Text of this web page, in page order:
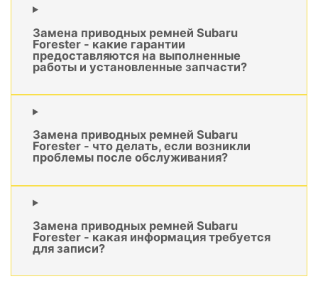
Замена приводных ремней Subaru
Forester - какие гарантии
предоставляются на выполненные
работы и установленные запчасти?
Замена приводных ремней Subaru
Forester - что делать, если возникли
проблемы после обслуживания?
Замена приводных ремней Subaru
Forester - какая информация требуется
для записи?